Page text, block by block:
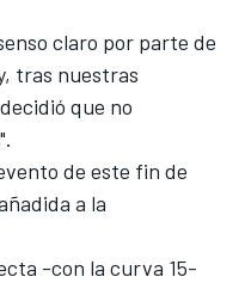
claro por parte de
tras nuestras
que no
de este fin de
a la
-con la curva 15-